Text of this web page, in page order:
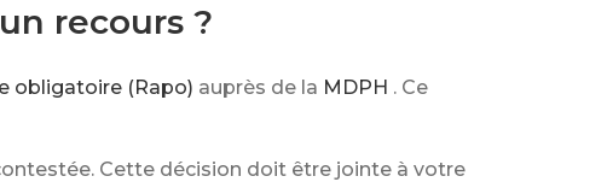
recours ?
obligatoire (Rapo) auprès de la MDPH . Ce
Cette décision doit être jointe à votre